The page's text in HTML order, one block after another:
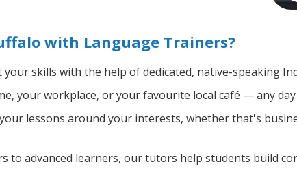
with Language Trainers?
your skills with the help of dedicated, native-speaking
your workplace, or your favourite local café — any
lessons around your interests, whether that's
to advanced learners, our tutors help students build